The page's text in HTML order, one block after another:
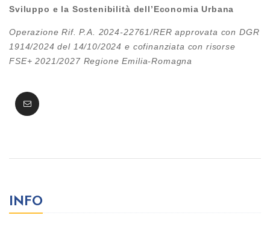
Sviluppo e la Sostenibilità dell’Economia Urbana
Operazione Rif. P.A. 2024-22761/RER approvata con DGR
1914/2024 del 14/10/2024 e cofinanziata con risorse
FSE+ 2021/2027 Regione Emilia-Romagna
INFO